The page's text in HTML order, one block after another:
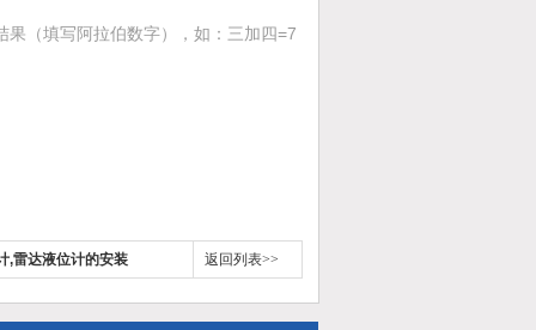
果（填写阿拉伯数字），如：三加四=7
,雷达液位计的安装 返回列表>>